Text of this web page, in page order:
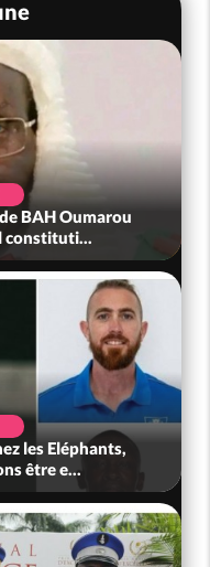
BAH Oumarou
constituti...
les Eléphants,
être e...